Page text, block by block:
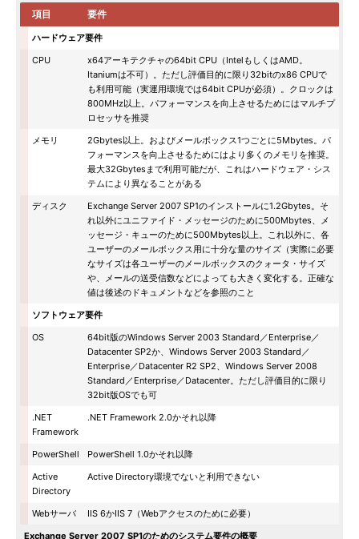
項目 要件
ハードウェア要件
CPU
x64アーキテクチャの64bit CPU（IntelもしくはAMD。
Itaniumは不可）。ただし評価目的に限り32bitのx86 CPUで
も利用可能（実運用環境では64bit CPUが必須）。クロックは
800MHz以上。パフォーマンスを向上させるためにはマルチプ
ロセッサを推奨
メモリ
2Gbytes以上。およびメールボックス1つごとに5Mbytes。パ
フォーマンスを向上させるためにはより多くのメモリを推奨。
最大32Gbytesまで利用可能だが、これはハードウェア・シス
テムにより異なることがある
ディスク
Exchange Server 2007 SP1のインストールに1.2Gbytes。そ
れ以外にユニファイド・メッセージのために500Mbytes、メ
ッセージ・キューのために500Mbytes以上。これ以外に、各
ユーザーのメールボックス用に十分な量のサイズ（実際に必要
なサイズは各ユーザーのメールボックスのクォータ・サイズ
や、メールの送受信数などによっても大きく変化する。正確な
値は後述のドキュメントなどを参照のこと
ソフトウェア要件
OS
64bit版のWindows Server 2003 Standard／Enterprise／
Datacenter SP2か、Windows Server 2003 Standard／
Enterprise／Datacenter R2 SP2、Windows Server 2008
Standard／Enterprise／Datacenter。ただし評価目的に限り
32bit版OSでも可
.NET
Framework
.NET Framework 2.0かそれ以降
PowerShell
PowerShell 1.0かそれ以降
Active
Directory
Active Directory環境でないと利用できない
Webサーバ
IIS 6かIIS 7（Webアクセスのために必要）
Exchange Server 2007 SP1のためのシステム要件の概要